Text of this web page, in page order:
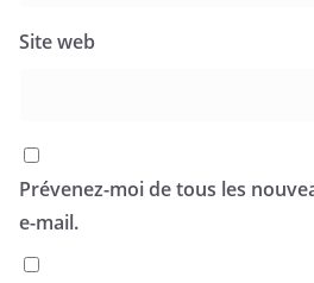
Site web
Prévenez-moi de tous les
e-mail.